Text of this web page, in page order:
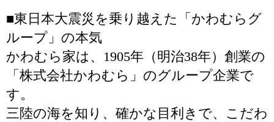
■東日本大震災を乗り越えた「かわむらグ
ループ」の本気
かわむら家は、1905年（明治38年）創業の
「株式会社かわむら」のグループ企業で
す。
三陸の海を知り、確かな目利きで、こだわ